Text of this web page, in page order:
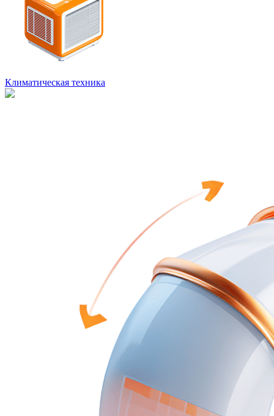
Климатическая техника